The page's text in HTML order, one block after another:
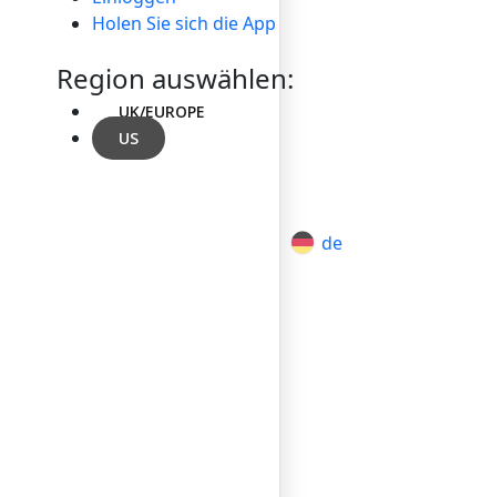
Holen Sie sich die App
Region auswählen:
UK/EUROPE
US
de